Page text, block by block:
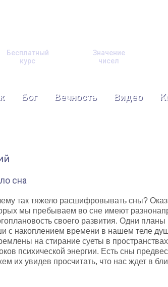
Бесплатный
курс
Значение
чисел
Бог Вечность Видео
сна
так тяжело расшифровывать сны?
мы пребываем во сне имеют
своего развития. Одни планы
с накоплением времени в нашем теле
на стирание суеты в
психической энергии. Есть сны
их увидев просчитать, что нас ждет в